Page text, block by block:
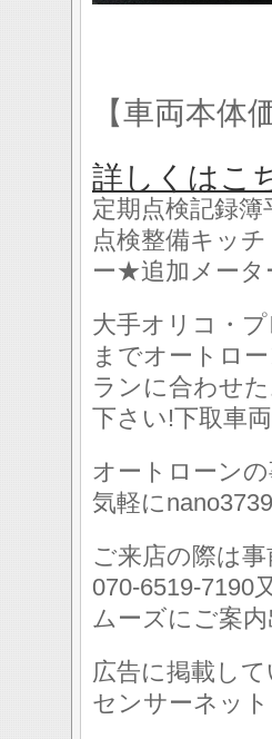
【車両本体
詳しくはこ
定期点検記録簿
点検整備キッ
ー★追加メータ
大手オリコ・
までオートロ
ランに合わせ
下さい!下取車
オートローン
気軽に
ご来店の際は
070-6519-7190
ムーズにご案
広告に掲載し
センサーネッ